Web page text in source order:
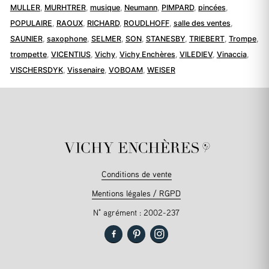
MULLER, MURHTRER, musique, Neumann, PIMPARD, pincées
POPULAIRE RAOUX, RICHARD, ROUDLHOFF, salle des ventes
SAUNIER, saxophone, SELMER, SON, STANESBY, TRIEBERT, Trompe,
trompette, VICENTIUS, Vichy, Vichy Enchères VILEDIEV, Vinaccia,
VISCHERSDYK, Vissenaire, VOBOAM, WEISER
Conditions de vente
Mentions légales / RGPD
N° agrément : 2002-237